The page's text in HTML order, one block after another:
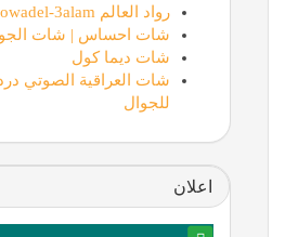
رواد العالم rowadel-3alam
شات احساس | شات
شات ديما كول
شات العراقية الصوتي
للجوال
اعلان